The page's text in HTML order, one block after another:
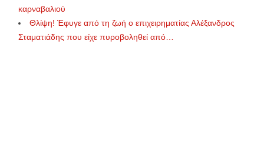
καρναβαλιού
Θλίψη! Έφυγε από τη ζωή ο επιχειρηματίας Αλέξανδρος
Σταματιάδης που είχε πυροβοληθεί από…